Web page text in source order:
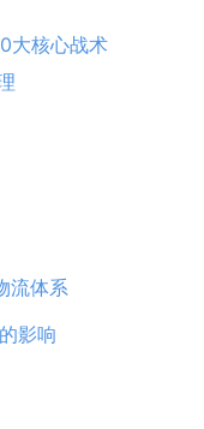
大核心战术
流体系
影响